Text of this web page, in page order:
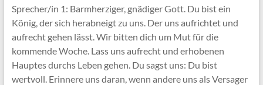
Sprecher/in 1: Barmherziger, gnädiger Gott. Du bist ein
König, der sich herabneigt zu uns. Der uns aufrichtet und
aufrecht gehen lässt. Wir bitten dich um Mut für die
kommende Woche. Lass uns aufrecht und erhobenen
Hauptes durchs Leben gehen. Du sagst uns: Du bist
wertvoll. Erinnere uns daran, wenn andere uns als Versager